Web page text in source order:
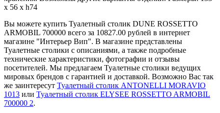
x 56 x h74
Вы можете купить Туалетный столик DUNE ROSSETTO
ARMOBIL 700000 всего за 10827.00 рублей в интернет
магазине "Интерьер Вип". В магазине представлены
Туалетные столики с описаниями, а также подробные
технические характеристики, фотографии и отзывы
посетителей. Мы предлагаем Туалетные столики ведущих
мировых брендов с гарантией и доставкой. Возможно Вас так
же заинтересут Туалетный столик ANTONELLI MORAVIO
1013 или Туалетный столик ELYSEE ROSSETTO ARMOBIL
700000 2.